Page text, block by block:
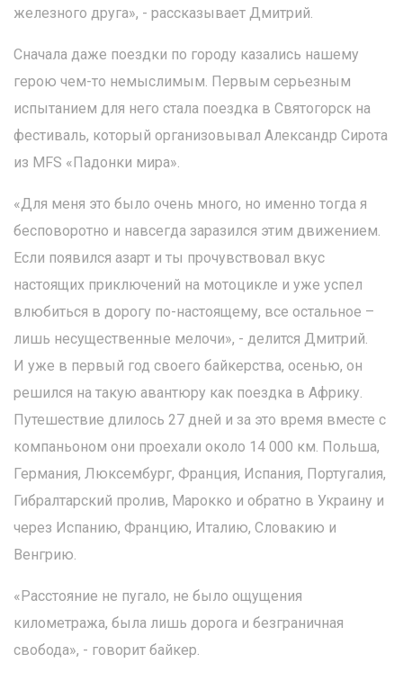
железного друга», - рассказывает Дмитрий.
Сначала даже поездки по городу казались нашему
герою чем-то немыслимым. Первым серьезным
испытанием для него стала поездка в Святогорск на
фестиваль, который организовывал Александр Сирота
из MFS «Падонки мира».
«Для меня это было очень много, но именно тогда я
бесповоротно и навсегда заразился этим движением.
Если появился азарт и ты прочувствовал вкус
настоящих приключений на мотоцикле и уже успел
влюбиться в дорогу по-настоящему, все остальное –
лишь несущественные мелочи», - делится Дмитрий.
И уже в первый год своего байкерства, осенью, он
решился на такую авантюру как поездка в Африку.
Путешествие длилось 27 дней и за это время вместе с
компаньоном они проехали около 14 000 км. Польша,
Германия, Люксембург, Франция, Испания, Португалия,
Гибралтарский пролив, Марокко и обратно в Украину и
через Испанию, Францию, Италию, Словакию и
Венгрию.
«Расстояние не пугало, не было ощущения
километража, была лишь дорога и безграничная
свобода», - говорит байкер.